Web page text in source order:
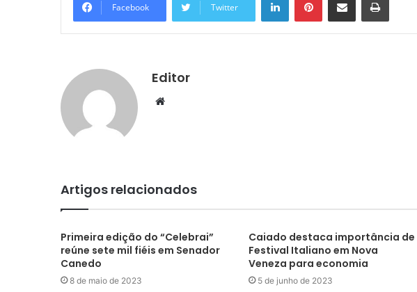
Facebook Twitter
Editor
Website
Artigos relacionados
Primeira edição do “Celebrai”
reúne sete mil fiéis em Senador
Canedo
8 de maio de 2023
Caiado destaca importância de
Festival Italiano em Nova
Veneza para economia
5 de junho de 2023